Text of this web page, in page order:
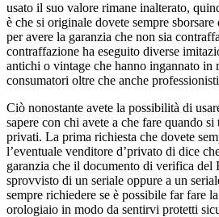
usato il suo valore rimane inalterato,
è che si originale dovete sempre
per avere la garanzia che non sia
contraffazione ha eseguito diverse
antichi o vintage che hanno ingannato in
consumatori oltre che anche
Ciò nonostante avete la possibilità di
sapere con chi avete a che fare quando
privati. La prima richiesta che dovete
l’eventuale venditore d’privato di dice
garanzia che il documento di verifica del
sprovvisto di un seriale oppure a un
sempre richiedere se è possibile far fare
orologiaio in modo da sentirvi protetti